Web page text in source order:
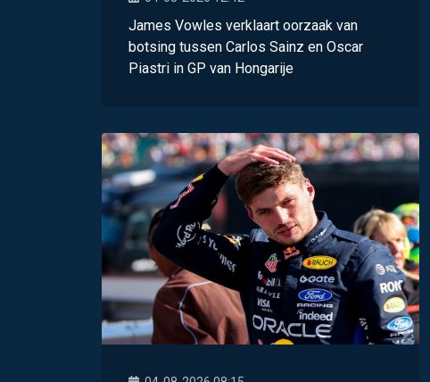
James Vowles verklaart oorzaak van
botsing tussen Carlos Sainz en Oscar
Piastri in GP van Hongarije